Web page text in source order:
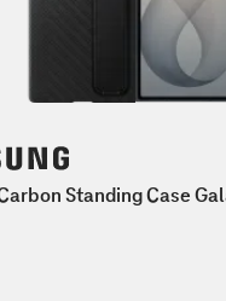
Standing Case